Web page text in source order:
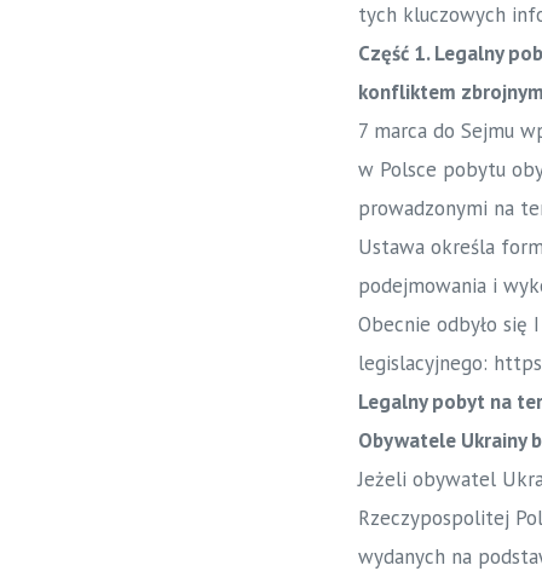
tych kluczowych
Część 1. Legalny
konfliktem
7 marca do Sejmu
w Polsce pobytu
prowadzonymi na
Ustawa określa
podejmowania i
Obecnie odbyło
legislacyjnego:
Legalny pobyt na
Obywatele Ukrainy
Jeżeli obywatel
Rzeczypospolitej
wydanych na